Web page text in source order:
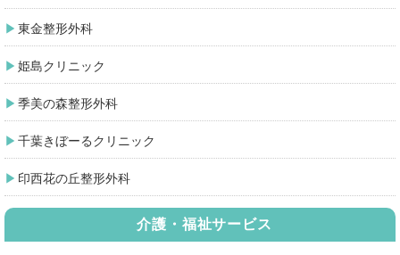
東金整形外科
姫島クリニック
季美の森整形外科
千葉きぼーるクリニック
印西花の丘整形外科
介護・福祉サービス